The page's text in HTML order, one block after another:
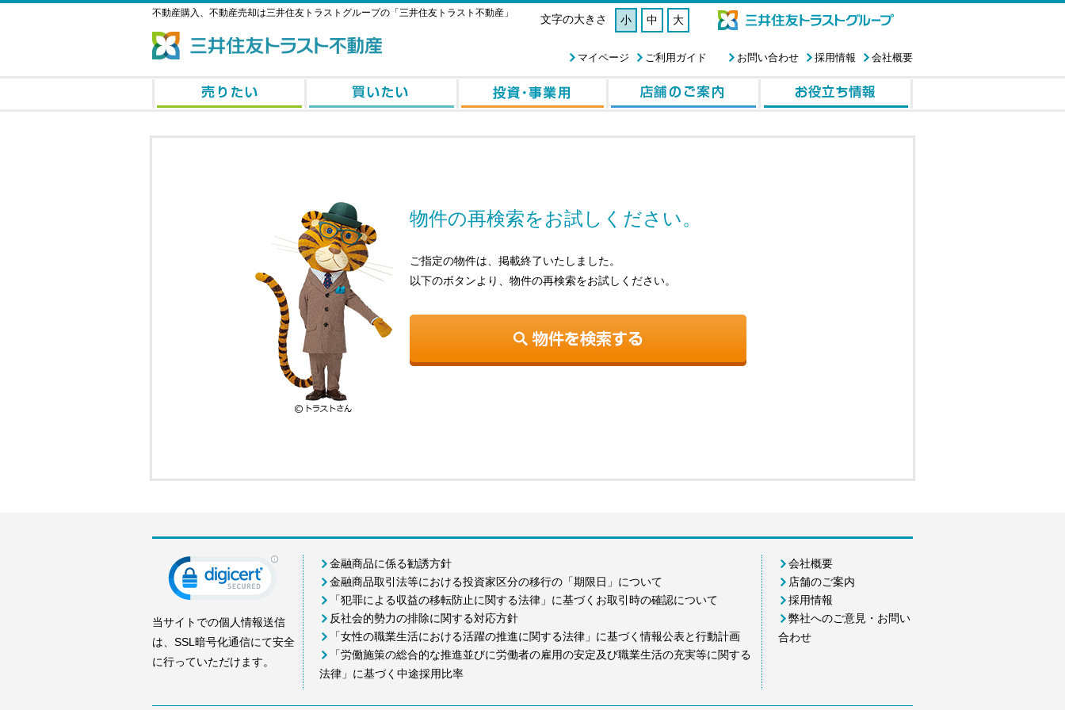
不動産購入、不動産売却は三井住友トラストグループの「三井住友トラスト不動産」 文字の大きさ 小 中 大
会社概要
採用情報
お問い合わせ
ご利用ガイド
マイページ
物件の再検索をお試しください。
ご指定の物件は、掲載終了いたしました。
以下のボタンより、物件の再検索をお試しください。
当サイトでの個人情報送信
は、SSL暗号化通信にて安全
に行っていただけます。
金融商品に係る勧誘方針
金融商品取引法等における投資家区分の移行の「期限日」について
「犯罪による収益の移転防止に関する法律」に基づくお取引時の確認について
反社会的勢力の排除に関する対応方針
「女性の職業生活における活躍の推進に関する法律」に基づく情報公表と行動計画
「労働施策の総合的な推進並びに労働者の雇用の安定及び職業生活の充実等に関する
法律」に基づく中途採用比率
会社概要
店舗のご案内
採用情報
弊社へのご意見・お問い
合わせ